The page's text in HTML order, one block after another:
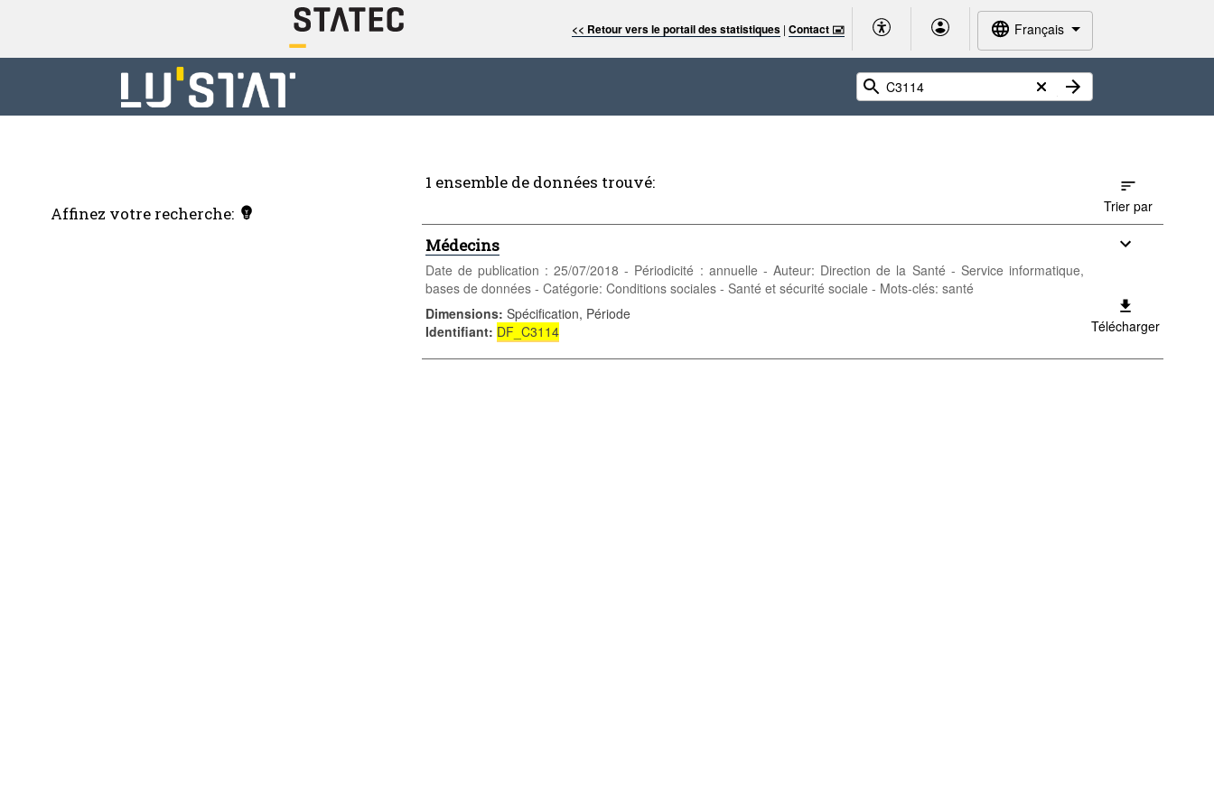
<< Retour vers le portail des statistiques |Contact 🖃 Français
Affinez votre recherche:
1 ensemble de données trouvé:
Trier par
Médecins
Date de publication : 25/07/2018 - Périodicité : annuelle - Auteur: Direction de la Santé - Service informatique,
bases de données - Catégorie: Conditions sociales - Santé et sécurité sociale - Mots-clés: santé
Dimensions: Spécification, Période
Identifiant: DF_C3114 Télécharger